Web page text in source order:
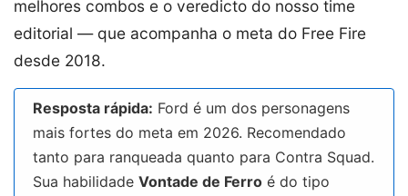
melhores combos e o veredicto do nosso time
editorial — que acompanha o meta do Free Fire
desde 2018.
Resposta rápida: Ford é um dos personagens
mais fortes do meta em 2026. Recomendado
tanto para ranqueada quanto para Contra Squad.
Sua habilidade Vontade de Ferro é do tipo